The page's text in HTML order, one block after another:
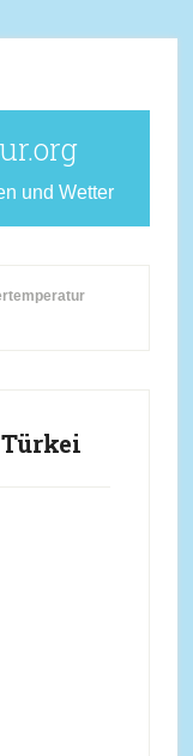
und Wetter